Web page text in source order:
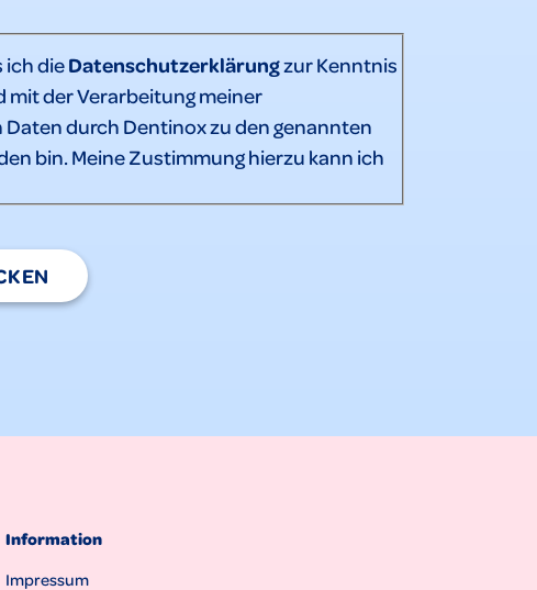
ich dieDatenschutzerklärungzur Kenntnis
mit der Verarbeitung meiner
durch Dentinox zu den genannten
bin. Meine Zustimmung hierzu kann ich
Information
Impressum